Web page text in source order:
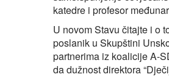
katedre i profesor
U novom Stavu čitajte i o
poslanik u Skupštini
partnerima iz koalicije A-
da dužnost direktora